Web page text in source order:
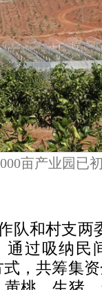
亩产业园已
队和村支两
通过吸纳民
，共筹集